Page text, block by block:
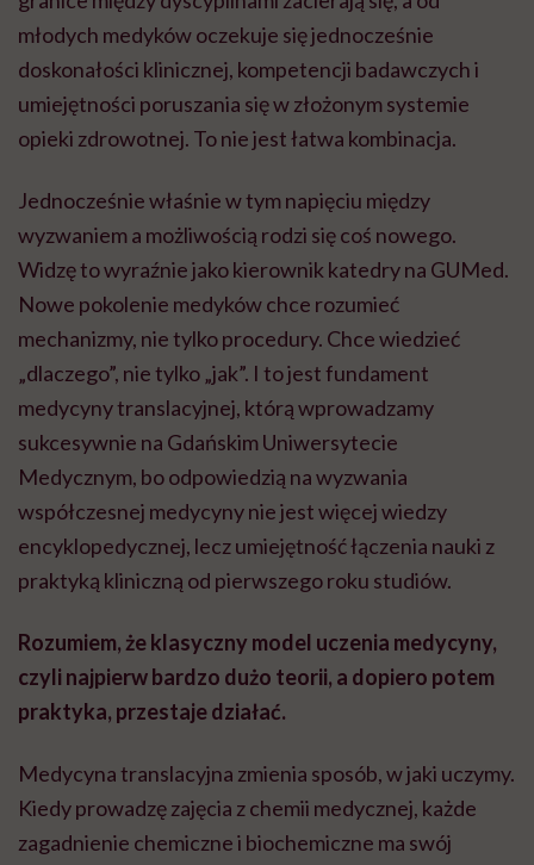
młodych medyków oczekuje się jednocześnie
doskonałości klinicznej, kompetencji badawczych i
umiejętności poruszania się w złożonym systemie
opieki zdrowotnej. To nie jest łatwa kombinacja.
Jednocześnie właśnie w tym napięciu między
wyzwaniem a możliwością rodzi się coś nowego.
Widzę to wyraźnie jako kierownik katedry na GUMed.
Nowe pokolenie medyków chce rozumieć
mechanizmy, nie tylko procedury. Chce wiedzieć
„dlaczego”, nie tylko „jak”. I to jest fundament
medycyny translacyjnej, którą wprowadzamy
sukcesywnie na Gdańskim Uniwersytecie
Medycznym, bo odpowiedzią na wyzwania
współczesnej medycyny nie jest więcej wiedzy
encyklopedycznej, lecz umiejętność łączenia nauki z
praktyką kliniczną od pierwszego roku studiów.
Rozumiem, że klasyczny model uczenia medycyny,
czyli najpierw bardzo dużo teorii, a dopiero potem
praktyka, przestaje działać.
Medycyna translacyjna zmienia sposób, w jaki uczymy.
Kiedy prowadzę zajęcia z chemii medycznej, każde
zagadnienie chemiczne i biochemiczne ma swój